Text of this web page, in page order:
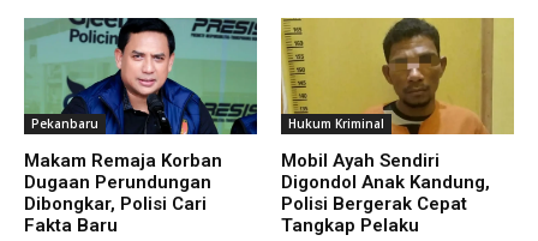
Pekanbaru
Makam Remaja Korban
Dugaan Perundungan
Dibongkar, Polisi Cari
Fakta Baru
Hukum Kriminal
Mobil Ayah Sendiri
Digondol Anak Kandung,
Polisi Bergerak Cepat
Tangkap Pelaku